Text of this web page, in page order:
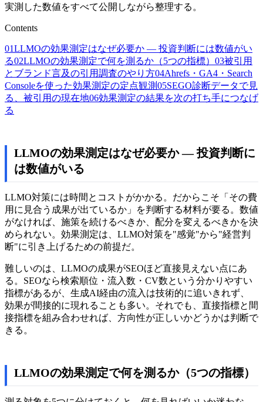
実測した数値をすべて公開しながら整理する。
Contents
01LLMOの効果測定はなぜ必要か — 投資判断には数値がい
る02LLMOの効果測定で何を測るか（5つの指標） 03被引用
とブランド言及の引用調査のやり方04Ahrefs・GA4・Search
Consoleを使った効果測定の定点観測05SEGO診断データで見
る、被引用の現在地06効果測定の結果を次の打ち手につなげ
る
LLMOの効果測定はなぜ必要か — 投資判断に
は数値がいる
LLMO対策には時間とコストがかかる。だからこそ「その費
用に見合う成果が出ているか」を判断する材料が要る。数値
がなければ、施策を続けるべきか、配分を変えるべきかを決
められない。効果測定は、LLMO対策を"感覚"から"経営判
断"に引き上げるための前提だ。
難しいのは、LLMOの成果がSEOほど直接見えない点にあ
る。SEOなら検索順位・流入数・CV数という分かりやすい
指標があるが、生成AI経由の流入は技術的に追いきれず、
効果が間接的に現れることも多い。それでも、直接指標と間
接指標を組み合わせれば、方向性が正しいかどうかは判断で
きる。
LLMOの効果測定で何を測るか（5つの指標）